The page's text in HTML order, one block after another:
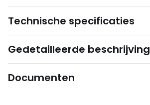
Technische specificaties
Gedetailleerde beschrijving
Documenten